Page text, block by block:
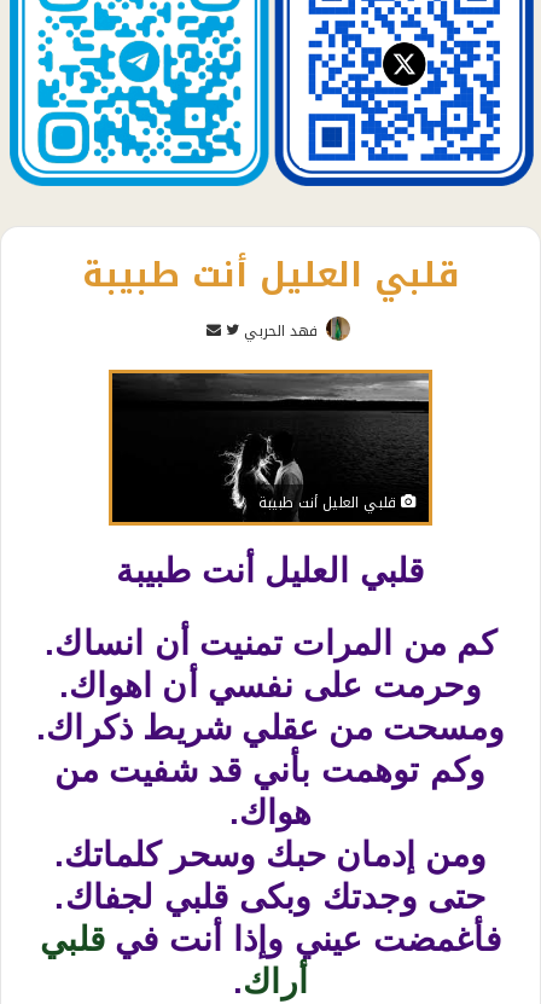
قلبي العليل أنت طبيبة
فهد الحربي
تابع
تويتر
أرسل
إلكترونيا
قلبي العليل أنت طبيبة
قلبي العليل أنت طبيبة
كم من المرات تمنيت أن انساك.
وحرمت على نفسي أن اهواك.
ومسحت من عقلي شريط ذكراك.
وكم توهمت بأني قد شفيت من
هواك.
ومن إدمان حبك وسحر كلماتك.
حتى وجدتك وبكى قلبي لجفاك.
فأغمضت عيني وإذا أنت في قلبي
أراك.